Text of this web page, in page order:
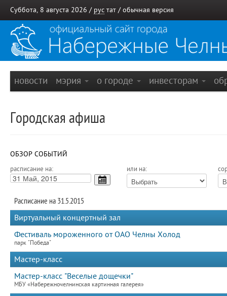
Суббота, 8 августа 2026 / рус тат / обычная версия
новости мэрия о городе инвесторам
Городская афиша
ОБЗОР СОБЫТИЙ
расписание на: или на:
Расписание на 31.5.2015
Виртуальный концертный зал
Фестиваль мороженного от ОАО Челны Холод
парк "Победа"
Мастер-класс
Мастер-класс "Веселые дощечки"
МБУ «Набережночелнинская картинная галерея»